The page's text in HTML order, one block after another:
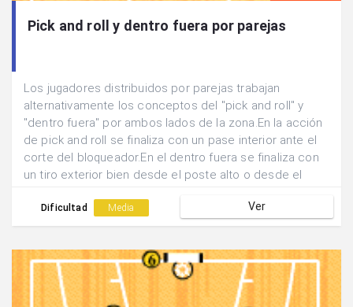
Pick and roll y dentro fuera por parejas
Los jugadores distribuidos por parejas trabajan
alternativamente los conceptos del "pick and roll" y
"dentro fuera" por ambos lados de la zona.En la acción
de pick and roll se finaliza con un pase interior ante el
corte del bloqueador.En el dentro fuera se finaliza con
un tiro exterior bien desde el poste alto o desde el
jugadores vuelven a media cancha y cambian las
funciones.
Dificultad Media Ver